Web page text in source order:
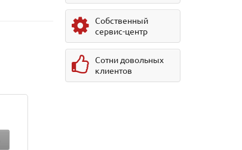
Собственный
сервис-центр
Сотни довольных
клиентов